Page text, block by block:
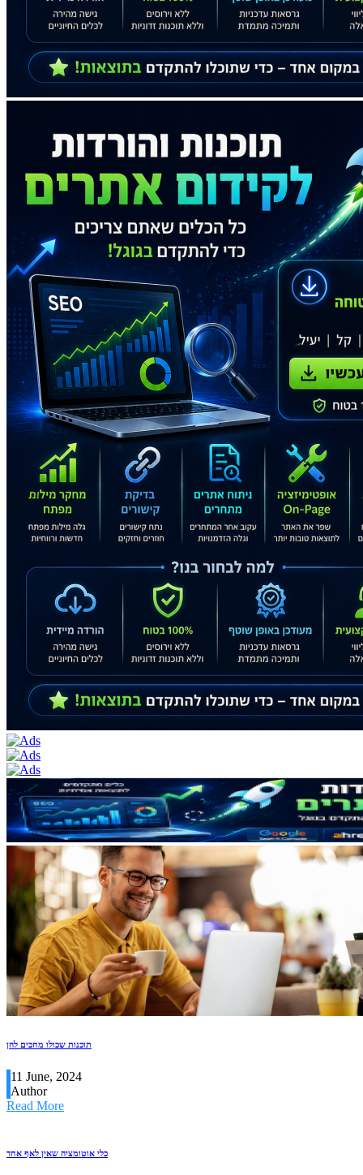
תוכנות שכולו מחכים להן
11 June, 2024
Author
Read More
כלי אוטומציה שאין לאף אחד